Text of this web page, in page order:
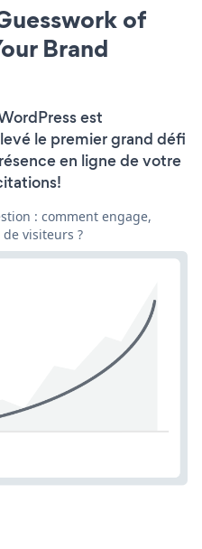
of
Brand
est
le premier grand défi
en ligne de votre
: comment engage,
visiteurs ?